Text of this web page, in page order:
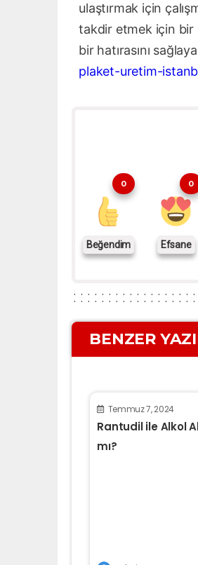
ulaştırmak için
takdir etmek için bir
bir hatırasını
plaket-uretim-
Beğendim
0
Efsane
0
BENZER
Temmuz 7, 2024
Rantudil ile Alkol
mı?